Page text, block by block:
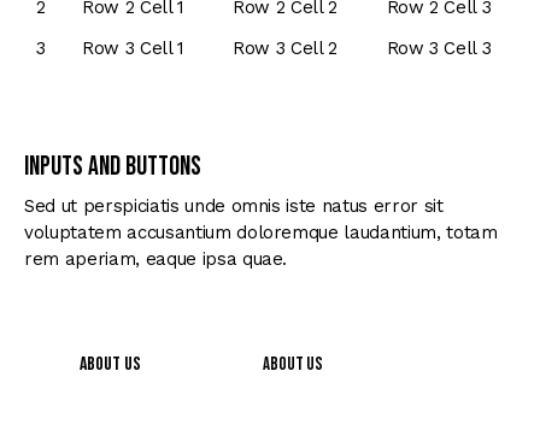
2
Row 2 Cell 1 Row 2 Cell 2
Row 2 Cell 3
3
Row 3 Cell 1 Row 3 Cell 2 Row 3 Cell 3
Inputs and Buttons
Sed ut perspiciatis unde omnis iste natus error sit
voluptatem accusantium doloremque laudantium, totam
rem aperiam, eaque ipsa quae.
About Us About Us